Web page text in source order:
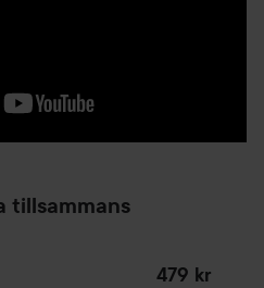
tillsammans
479 kr